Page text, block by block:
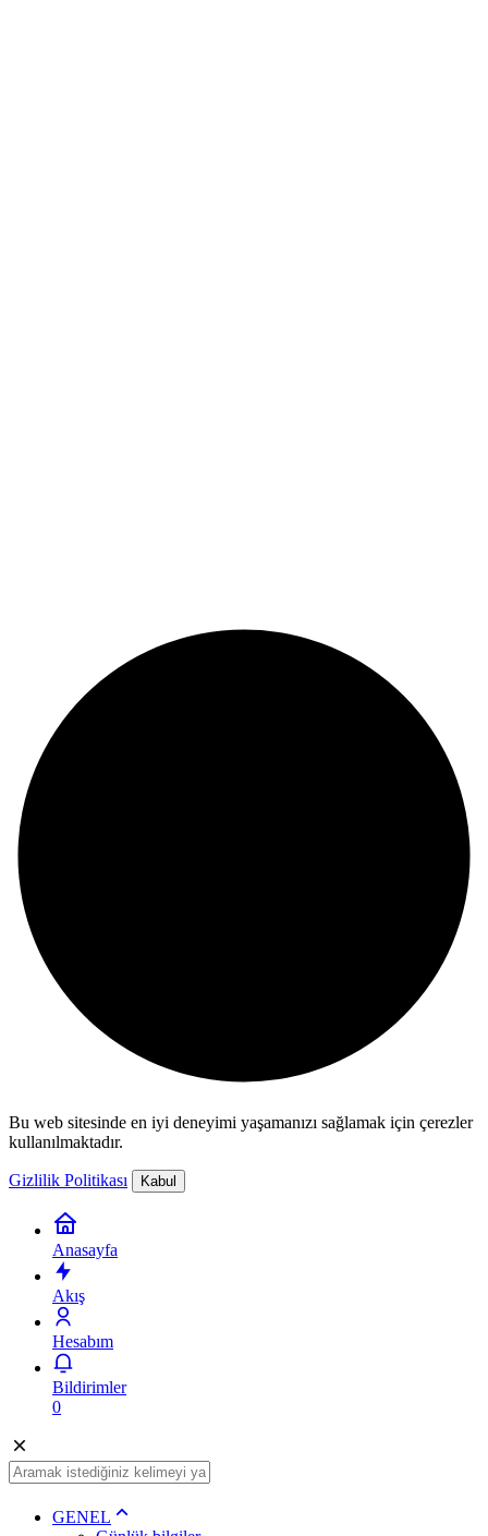
Bu web sitesinde en iyi deneyimi yaşamanızı sağlamak için çerezler
kullanılmaktadır.
Gizlilik Politikası Kabul
Anasayfa
Akış
Hesabım
Bildirimler
0
GENEL